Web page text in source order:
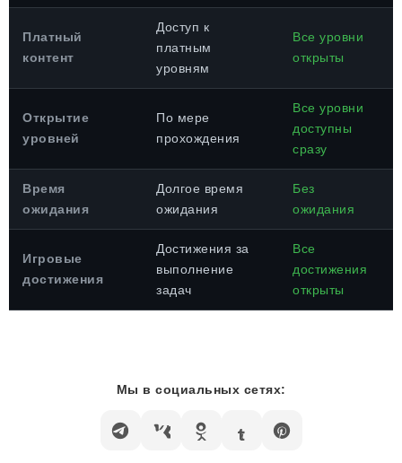
Платный
контент
Доступ к
платным
уровням
Все уровни
открыты
Открытие
уровней
По мере
прохождения
Все уровни
доступны
сразу
Время
ожидания
Долгое время
ожидания
Без
ожидания
Игровые
достижения
Достижения за
выполнение
задач
Все
достижения
открыты
Мы в социальных сетях: